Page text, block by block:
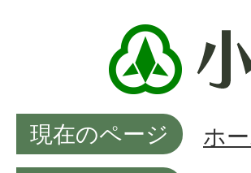
現在のページ ホ